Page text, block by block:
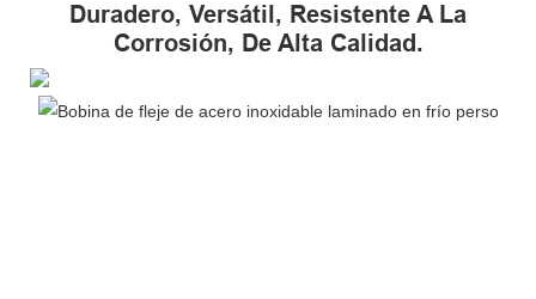
Duradero, Versátil, Resistente A La
Corrosión, De Alta Calidad.